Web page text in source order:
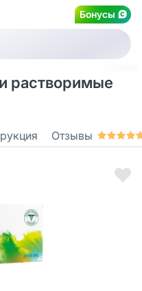
Бонусы
растворимые
Отзывы